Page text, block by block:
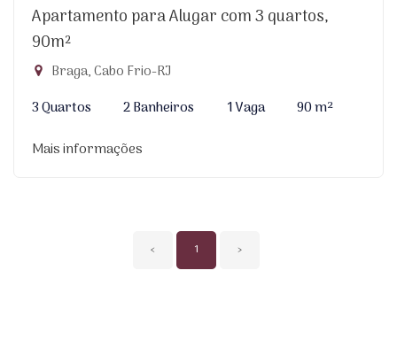
Apartamento para Alugar com 3 quartos,
90m²
Braga, Cabo Frio-RJ
3 Quartos
2 Banheiros 1 Vaga
90 m²
Mais informações
‹ 1 ›